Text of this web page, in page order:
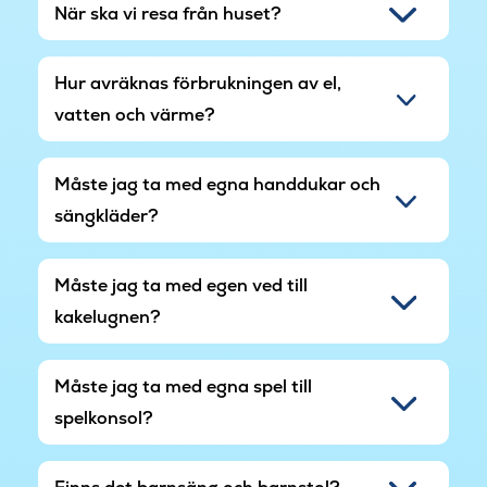
Rågeleje är ett av Nordsjällands mest populära
semesterområden med fina sandstränder,
charmig kustatmosfär och vacker natur. Besök
Heatherhill, Tisvilde eller Asserbo Plantage och
kombinera avkopplande stranddagar med
naturupplevelser längs den nordsjälländska
kusten.
När ska vi resa från huset?
Hur avräknas förbrukningen av el,
vatten och värme?
Måste jag ta med egna handdukar och
sängkläder?
Måste jag ta med egen ved till
kakelugnen?
Måste jag ta med egna spel till
spelkonsol?